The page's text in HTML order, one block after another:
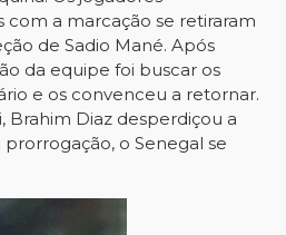
com a marcação se retiraram
de Sadio Mané. Após
da equipe foi buscar os
e os convenceu a retornar.
Brahim Diaz desperdiçou a
o Senegal se